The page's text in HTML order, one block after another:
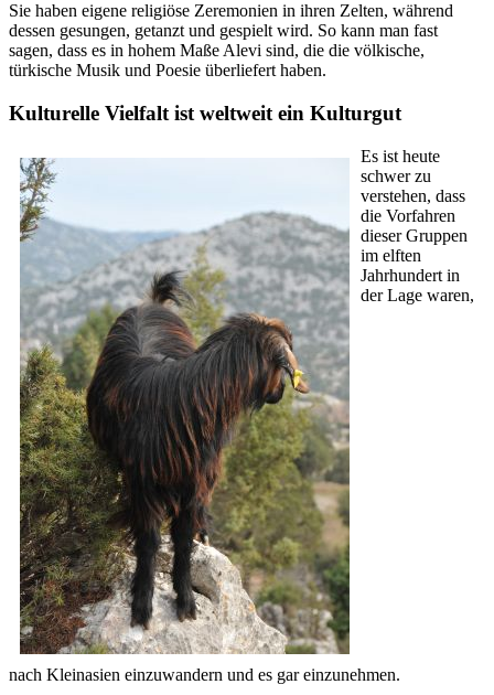
Sie haben eigene religiöse Zeremonien in ihren Zelten, während
dessen gesungen, getanzt und gespielt wird. So kann man fast
sagen, dass es in hohem Maße Alevi sind, die die völkische,
türkische Musik und Poesie überliefert haben.
Kulturelle Vielfalt ist weltweit ein Kulturgut
Es ist heute
schwer zu
verstehen, dass
die Vorfahren
dieser Gruppen
im elften
Jahrhundert in
der Lage waren,
nach Kleinasien einzuwandern und es gar einzunehmen.